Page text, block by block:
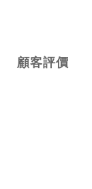
顧客評價